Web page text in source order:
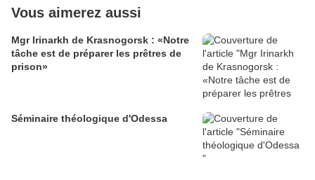
Vous aimerez aussi
Mgr Irinarkh de Krasnogorsk : «Notre
tâche est de préparer les prêtres de
prison»
Séminaire théologique d'Odessa